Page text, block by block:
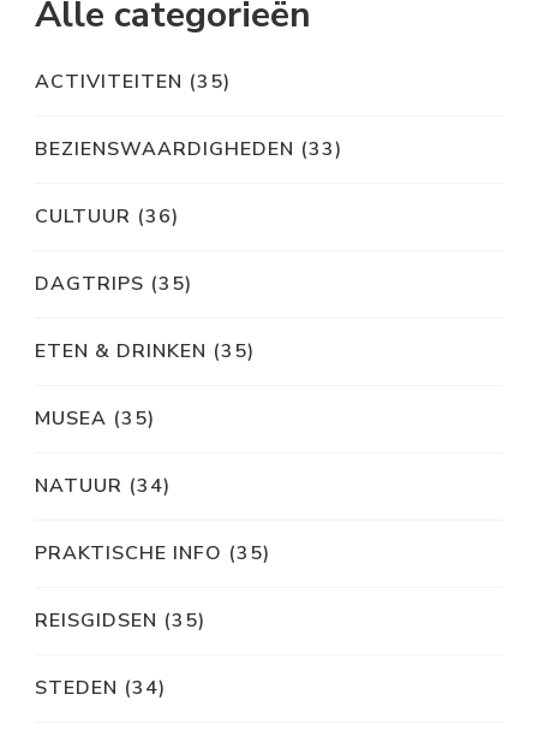
Alle categorieën
ACTIVITEITEN (35)
BEZIENSWAARDIGHEDEN (33)
CULTUUR (36)
DAGTRIPS (35)
ETEN & DRINKEN (35)
MUSEA (35)
NATUUR (34)
PRAKTISCHE INFO (35)
REISGIDSEN (35)
STEDEN (34)